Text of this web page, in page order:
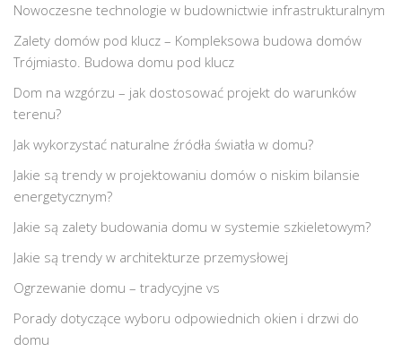
Nowoczesne technologie w budownictwie infrastrukturalnym
Zalety domów pod klucz – Kompleksowa budowa domów
Trójmiasto. Budowa domu pod klucz
Dom na wzgórzu – jak dostosować projekt do warunków
terenu?
Jak wykorzystać naturalne źródła światła w domu?
Jakie są trendy w projektowaniu domów o niskim bilansie
energetycznym?
Jakie są zalety budowania domu w systemie szkieletowym?
Jakie są trendy w architekturze przemysłowej
Ogrzewanie domu – tradycyjne vs
Porady dotyczące wyboru odpowiednich okien i drzwi do
domu